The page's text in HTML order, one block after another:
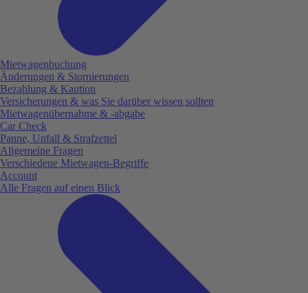
Mietwagenbuchung
Änderungen & Stornierungen
Bezahlung & Kaution
Versicherungen & was Sie darüber wissen sollten
Mietwagenübernahme & -abgabe
Car Check
Panne, Unfall & Strafzettel
Allgemeine Fragen
Verschiedene Mietwagen-Begriffe
Account
Alle Fragen auf einen Blick